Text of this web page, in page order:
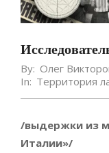
By: Олег
In: Территория
/выдержки из
Италии»/